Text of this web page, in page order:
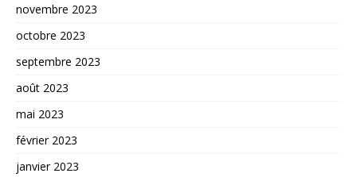
novembre 2023
octobre 2023
septembre 2023
août 2023
mai 2023
février 2023
janvier 2023